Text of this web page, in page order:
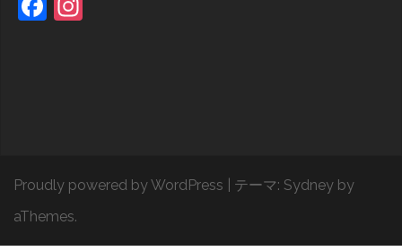
Proudly powered by WordPress テーマ: Sydney by
aThemes.